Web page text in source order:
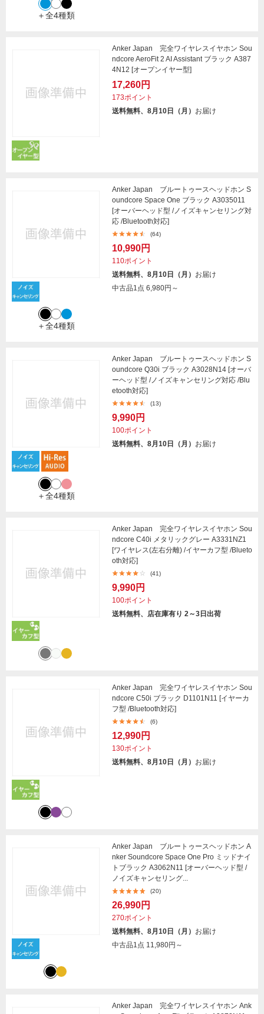
＋全4種類
Anker Japan 完全ワイヤレスイヤホン Sou
ndcore AeroFit 2 AI Assistant ブラック A387
4N12 [オープンイヤー型]
17,260円
173ポイント
送料無料、8月10日（月） お届け
＋全4種類
Anker Japan ブルートゥースヘッドホン S
oundcore Space One ブラック A3035011
[オーバーヘッド型 /ノイズキャンセリング対
応 /Bluetooth対応]
(64)
10,990円
110ポイント
送料無料、8月10日（月） お届け
中古品1点 6,980円～
＋全4種類
Anker Japan ブルートゥースヘッドホン S
oundcore Q30i ブラック A3028N14 [オーバ
ーヘッド型 /ノイズキャンセリング対応 /Blu
etooth対応]
(13)
9,990円
100ポイント
送料無料、8月10日（月） お届け
Anker Japan 完全ワイヤレスイヤホン Sou
ndcore C40i メタリックグレー A3331NZ1
[ワイヤレス(左右分離) /イヤーカフ型 /Blueto
oth対応]
(41)
9,990円
100ポイント
送料無料、店在庫有り 2～3日出荷
Anker Japan 完全ワイヤレスイヤホン Sou
ndcore C50i ブラック D1101N11 [イヤーカ
フ型 /Bluetooth対応]
(6)
12,990円
130ポイント
送料無料、8月10日（月） お届け
Anker Japan ブルートゥースヘッドホン A
nker Soundcore Space One Pro ミッドナイ
トブラック A3062N11 [オーバーヘッド型 /
ノイズキャンセリング...
(20)
26,990円
270ポイント
送料無料、8月10日（月） お届け
中古品1点 11,980円～
Anker Japan 完全ワイヤレスイヤホン Ank